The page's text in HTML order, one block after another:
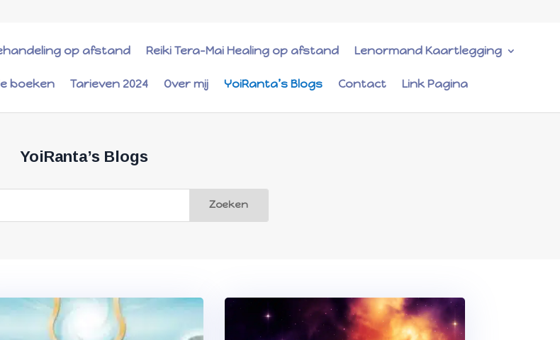
op afstand Reiki Tera-Mai Healing op afstand Lenormand Kaartlegging
boeken Tarieven 2024 Over mij YoiRanta’s Blogs Contact Link Pagina
YoiRanta’s Blogs